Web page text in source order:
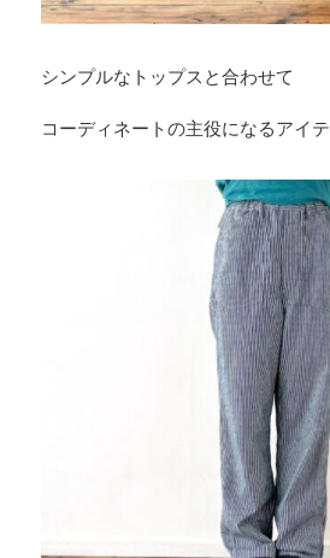
シンプルなトップスと合わせて
コーディネートの主役になるアイテ